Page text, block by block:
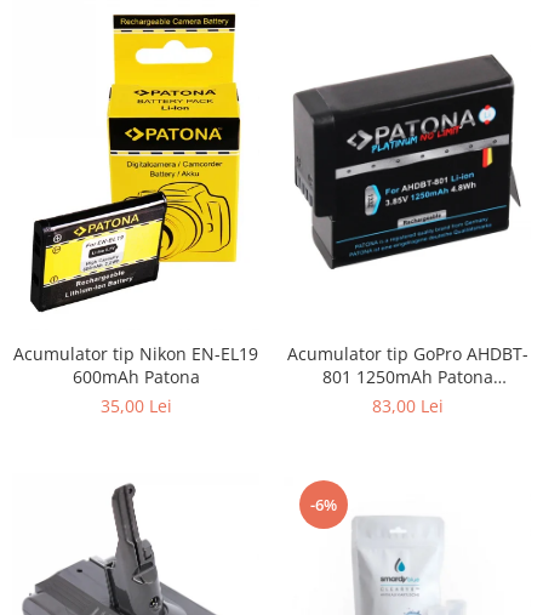
Acumulator tip Nikon EN-EL19
600mAh Patona
35,00 Lei
Acumulator tip GoPro AHDBT-
801 1250mAh Patona
Platinum
83,00 Lei
-6%